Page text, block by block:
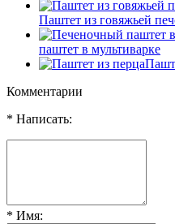
Паштет из говяжьей
паштет в мультиварке
Комментарии
* Написать:
* Имя: